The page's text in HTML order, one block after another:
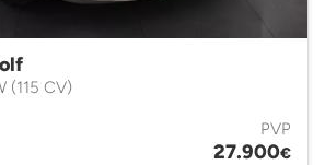
(115 CV)
PVP
27.900€